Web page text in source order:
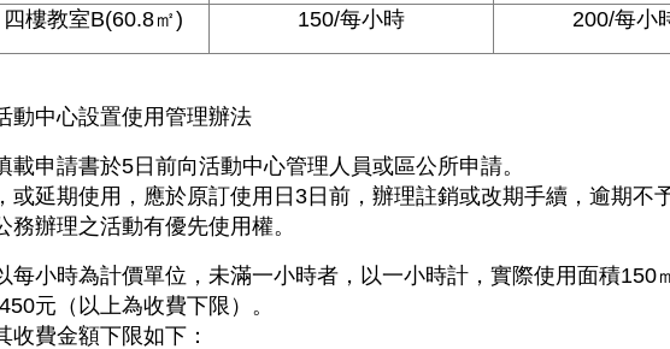
四樓教室B(60.8㎡) 150/每小時 200/每小
動中心設置使用管理辦法
載申請書於5 日前向活動中心管理人員或區公所申請。
或延期使用，應於原訂使用日3 日前 ，辦理註銷或改期手續，逾期
辦理之活動有優先使用權。
每小時為計價單位，未滿一小時者，以一小時計，實際使用面積150
元（以上為收費下限）。
收費金額下限如下：